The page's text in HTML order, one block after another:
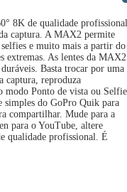
8K de qualidade profissional
captura. A MAX2 permite
e muito mais a partir do
extremas. As lentes da MAX2
Basta trocar por uma
captura, reproduza
modo Ponto de vista ou
simples do GoPro Quik para
compartilhar. Mude para a
para o YouTube, altere
qualidade profissional. É